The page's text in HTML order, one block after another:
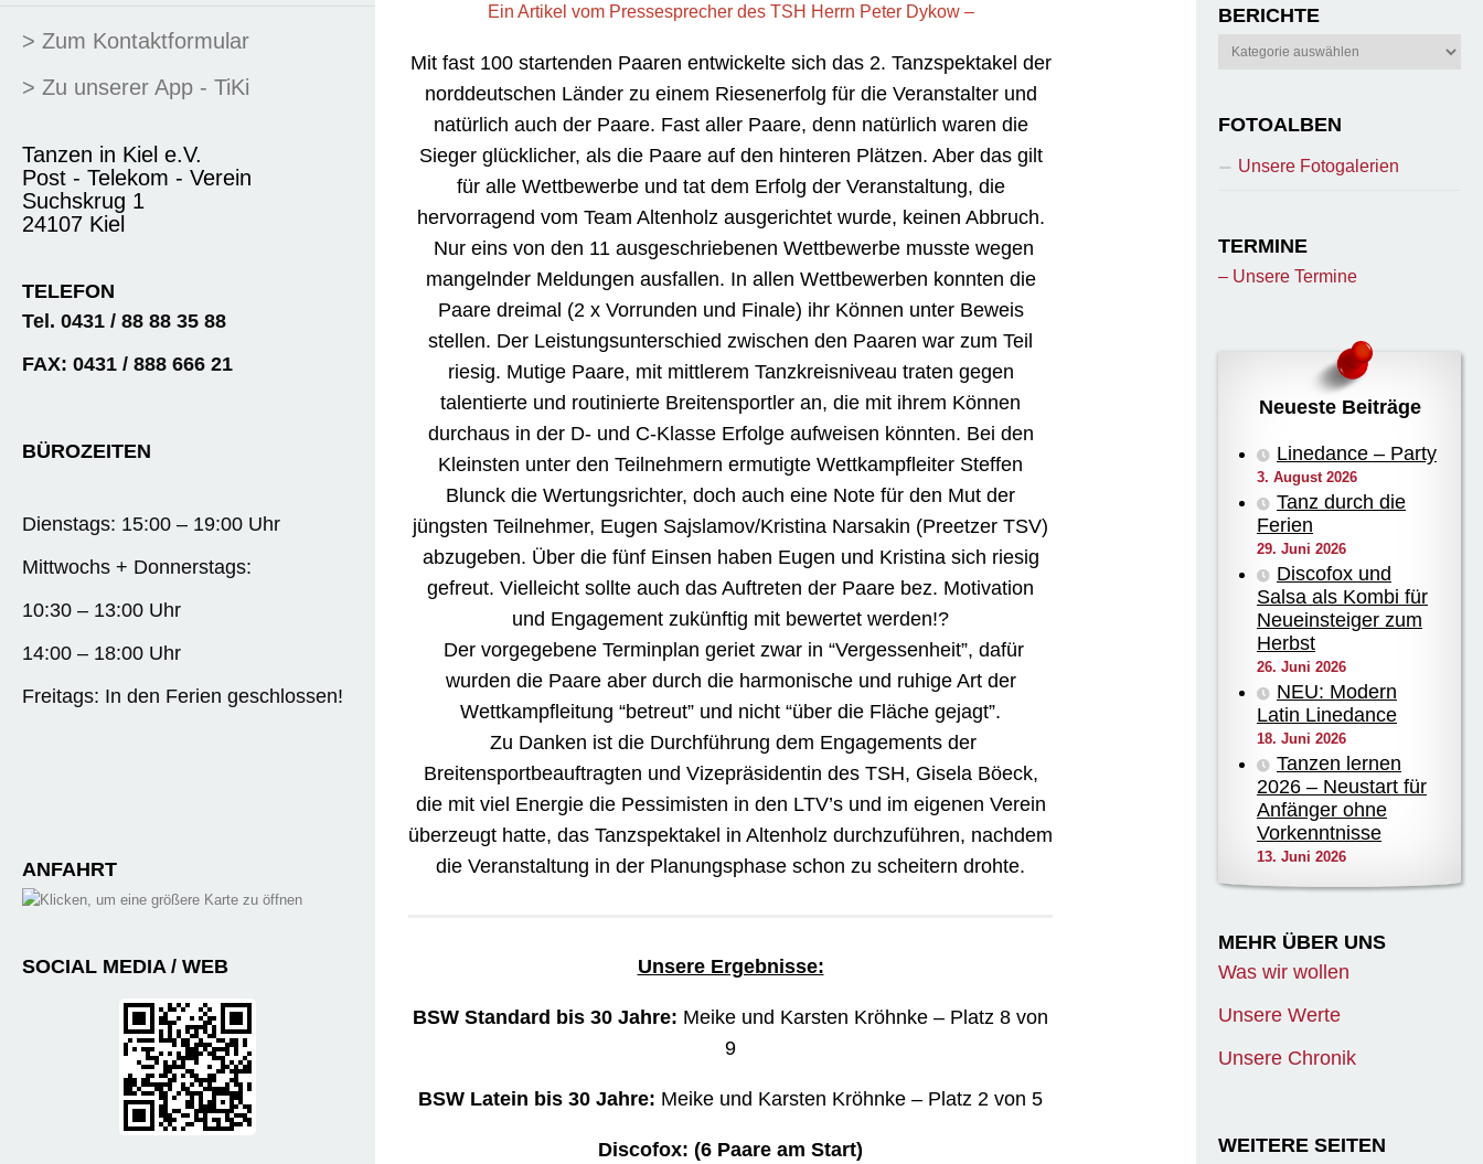
Ein Artikel vom Pressesprecher des TSH Herrn Peter Dykow –
Mit fast 100 startenden Paaren entwickelte sich das 2. Tanzspektakel der
norddeutschen Länder zu einem Riesenerfolg für die Veranstalter und
natürlich auch der Paare. Fast aller Paare, denn natürlich waren die
Sieger glücklicher, als die Paare auf den hinteren Plätzen. Aber das gilt
für alle Wettbewerbe und tat dem Erfolg der Veranstaltung, die
hervorragend vom Team Altenholz ausgerichtet wurde, keinen Abbruch.
Nur eins von den 11 ausgeschriebenen Wettbewerbe musste wegen
mangelnder Meldungen ausfallen. In allen Wettbewerben konnten die
Paare dreimal (2 x Vorrunden und Finale) ihr Können unter Beweis
stellen. Der Leistungsunterschied zwischen den Paaren war zum Teil
riesig. Mutige Paare, mit mittlerem Tanzkreisniveau traten gegen
talentierte und routinierte Breitensportler an, die mit ihrem Können
durchaus in der D- und C-Klasse Erfolge aufweisen könnten. Bei den
Kleinsten unter den Teilnehmern ermutigte Wettkampfleiter Steffen
Blunck die Wertungsrichter, doch auch eine Note für den Mut der
jüngsten Teilnehmer, Eugen Sajslamov/Kristina Narsakin (Preetzer TSV)
abzugeben. Über die fünf Einsen haben Eugen und Kristina sich riesig
gefreut. Vielleicht sollte auch das Auftreten der Paare bez. Motivation
und Engagement zukünftig mit bewertet werden!?
Der vorgegebene Terminplan geriet zwar in “Vergessenheit”, dafür
wurden die Paare aber durch die harmonische und ruhige Art der
Wettkampfleitung “betreut” und nicht “über die Fläche gejagt”.
Zu Danken ist die Durchführung dem Engagements der
Breitensportbeauftragten und Vizepräsidentin des TSH, Gisela Böeck,
die mit viel Energie die Pessimisten in den LTV’s und im eigenen Verein
überzeugt hatte, das Tanzspektakel in Altenholz durchzuführen, nachdem
die Veranstaltung in der Planungsphase schon zu scheitern drohte.
Unsere Ergebnisse:
BSW Standard bis 30 Jahre: Meike und Karsten Kröhnke – Platz 8 von
9
BSW Latein bis 30 Jahre: Meike und Karsten Kröhnke – Platz 2 von 5
Discofox: (6 Paare am Start)
> Zum Kontaktformular
> Zu unserer App - TiKi
Tanzen in Kiel e.V.
Post - Telekom - Verein
Suchskrug 1
24107 Kiel
TELEFON
Tel. 0431 / 88 88 35 88
FAX: 0431 / 888 666 21
BÜROZEITEN
Dienstags: 15:00 – 19:00 Uhr
Mittwochs + Donnerstags:
10:30 – 13:00 Uhr
14:00 – 18:00 Uhr
Freitags: In den Ferien geschlossen!
ANFAHRT
SOCIAL MEDIA / WEB
BERICHTE
Berichte
FOTOALBEN
Unsere Fotogalerien
TERMINE
– Unsere Termine
Neueste Beiträge
Linedance – Party
3. August 2026
Tanz durch die
Ferien
29. Juni 2026
Discofox und
Salsa als Kombi für
Neueinsteiger zum
Herbst
26. Juni 2026
NEU: Modern
Latin Linedance
18. Juni 2026
Tanzen lernen
2026 – Neustart für
Anfänger ohne
Vorkenntnisse
13. Juni 2026
MEHR ÜBER UNS
Was wir wollen
Unsere Werte
Unsere Chronik
WEITERE SEITEN